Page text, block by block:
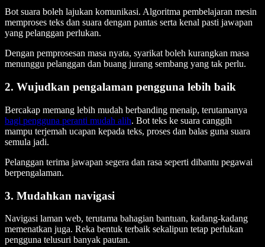
Bot suara boleh lajukan komunikasi. Algoritma pembelajaran mesin
memproses teks dan suara dengan pantas serta kenal pasti jawapan
yang pelanggan perlukan.
Dengan pemprosesan masa nyata, syarikat boleh kurangkan masa
menunggu pelanggan dan buang jurang sembang yang tak perlu.
2. Wujudkan pengalaman pengguna lebih baik
Bercakap memang lebih mudah berbanding menaip, terutamanya
bagi pengguna peranti mudah alih. Bot teks ke suara canggih
mampu terjemah ucapan kepada teks, proses dan balas guna suara
semula jadi.
Pelanggan terima jawapan segera dan rasa seperti dibantu pegawai
berpengalaman.
3. Mudahkan navigasi
Navigasi laman web, terutama bahagian bantuan, kadang-kadang
memenatkan juga. Reka bentuk terbaik sekalipun tetap perlukan
pengguna telusuri banyak pautan.